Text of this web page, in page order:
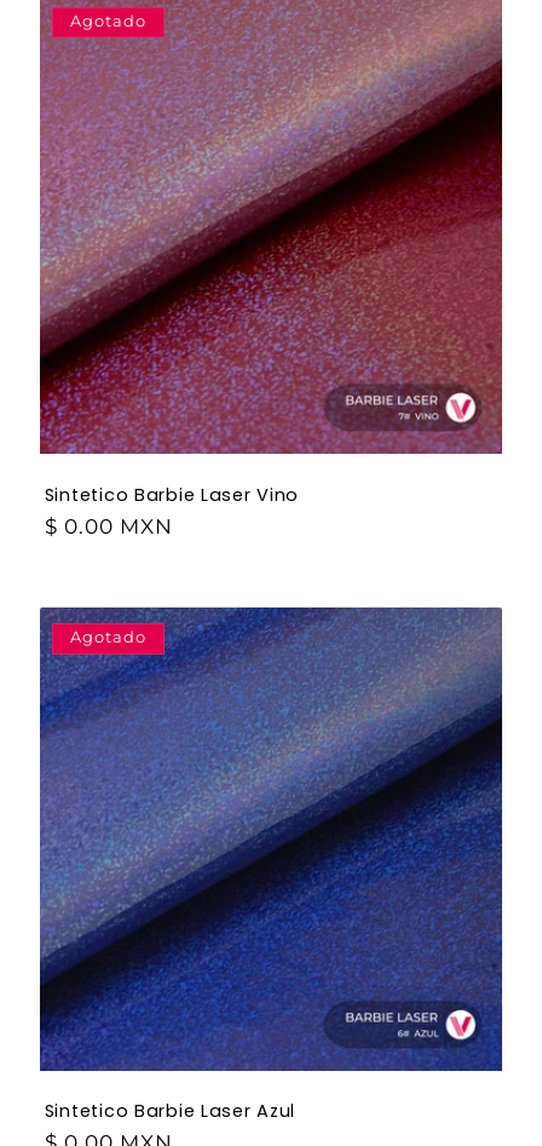
Agotado
Sintetico Barbie Laser Vino
$ 0.00 MXN
Agotado
Sintetico Barbie Laser Azul